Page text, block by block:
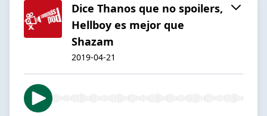
Dice Thanos que no spoilers,
Hellboy es mejor que
Shazam
2019-04-21